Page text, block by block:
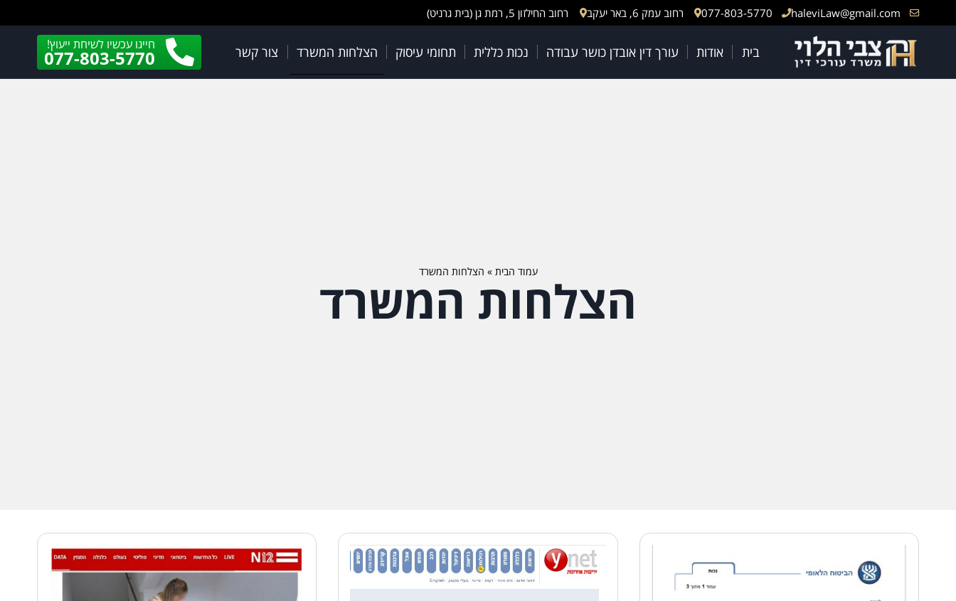
haleviLaw@gmail.com
077-803-5770 רחוב עמק 6, באר יעקב רחוב החילזון 5, רמת גן (בית גרניט)
בית אודות עורך דין אובדן כושר עבודה נכות כללית תחומי עיסוק הצלחות המשרד צור קשר חייגו עכשיו לשיחת ייעוץ!
077-803-5770
עמוד הבית » הצלחות המשרד
הצלחות המשרד